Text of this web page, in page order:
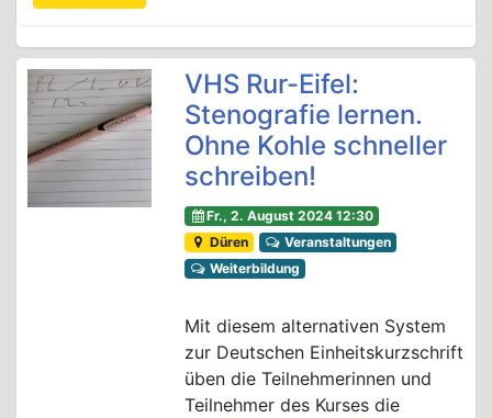
VHS Rur-Eifel:
Stenografie lernen.
Ohne Kohle schneller
schreiben!
Fr., 2. August 2024 12:30
Düren
Veranstaltungen
Weiterbildung
Mit diesem alternativen System
zur Deutschen Einheitskurzschrift
üben die Teilnehmerinnen und
Teilnehmer des Kurses die